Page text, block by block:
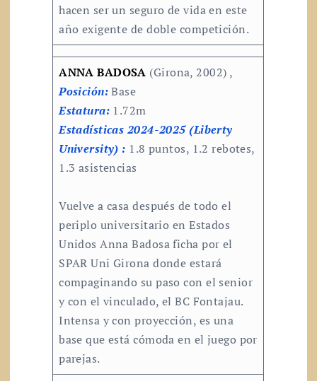
hacen ser un seguro de vida en este
año exigente de doble competición.
ANNA BADOSA (Girona, 2002) ,
Posición:Base
Estatura: 1.72m
Estadísticas 2024-2025 (Liberty
University) : 1.8 puntos, 1.2 rebotes,
1.3 asistencias
Vuelve a casa después de todo el
periplo universitario en Estados
Unidos Anna Badosa ficha por el
SPAR Uni Girona donde estará
compaginando su paso con el senior
y con el vinculado, el BC Fontajau.
Intensa y con proyección, es una
base que está cómoda en el juego por
parejas.